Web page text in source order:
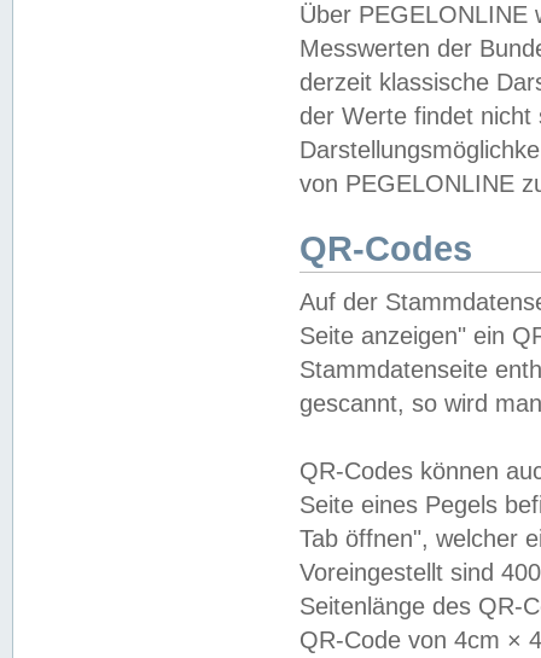
Über PEGELONLINE
Messwerten der
derzeit klassische
der Werte findet
von PEGELONLINE
QR-Codes
Auf der
Seite anzeigen" ein
Stammdatenseite
gescannt, so wird
QR-Codes können
Seite eines Pegels
Tab öffnen", welcher
Voreingestellt sind
Seitenlänge des QR-
QR-Code von 4cm ×